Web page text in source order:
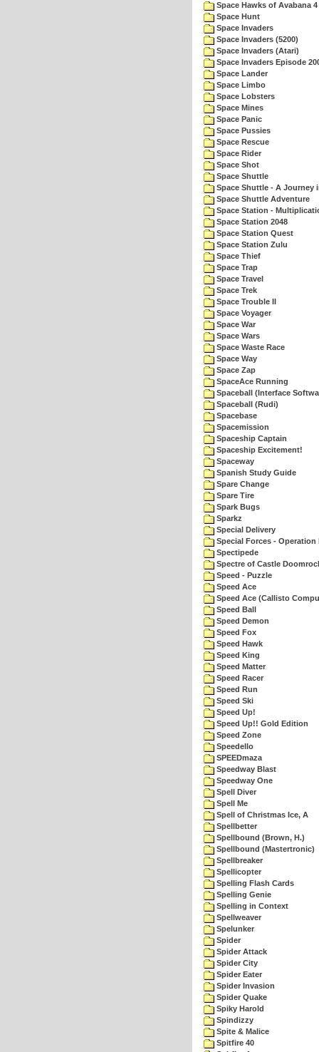
Space Hawks of Avabana 4
Space Hunt
Space Invaders
Space Invaders (5200)
Space Invaders (Atari)
Space Invaders Episode
Space Lander
Space Limbo
Space Lobsters
Space Mines
Space Panic
Space Pussies
Space Rescue
Space Rider
Space Shot
Space Shuttle
Space Shuttle - A Journey
Space Shuttle Adventure
Space Station -
Space Station 2048
Space Station Quest
Space Station Zulu
Space Thief
Space Trap
Space Travel
Space Trek
Space Trouble II
Space Voyager
Space War
Space Wars
Space Waste Race
Space Way
Space Zap
SpaceAce Running
Spaceball (Interface
Spaceball (Rudi)
Spacebase
Spacemission
Spaceship Captain
Spaceship Excitement!
Spaceway
Spanish Study Guide
Spare Change
Spare Tire
Spark Bugs
Sparkz
Special Delivery
Special Forces - Operation
Spectipede
Spectre of Castle
Speed - Puzzle
Speed Ace
Speed Ace (Callisto
Speed Ball
Speed Demon
Speed Fox
Speed Hawk
Speed King
Speed Matter
Speed Racer
Speed Run
Speed Ski
Speed Up!
Speed Up!! Gold Edition
Speed Zone
Speedello
SPEEDmaza
Speedway Blast
Speedway One
Spell Diver
Spell Me
Spell of Christmas Ice, A
Spellbetter
Spellbound (Brown, H.)
Spellbound (Mastertronic)
Spellbreaker
Spellicopter
Spelling Flash Cards
Spelling Genie
Spelling in Context
Spellweaver
Spelunker
Spider
Spider Attack
Spider City
Spider Eater
Spider Invasion
Spider Quake
Spiky Harold
Spindizzy
Spite & Malice
Spitfire 40